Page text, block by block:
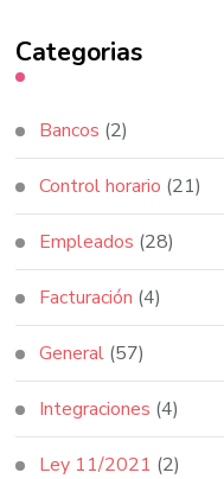
Categorias
Bancos (2)
Control horario (21)
Empleados (28)
Facturación (4)
General (57)
Integraciones (4)
Ley 11/2021 (2)